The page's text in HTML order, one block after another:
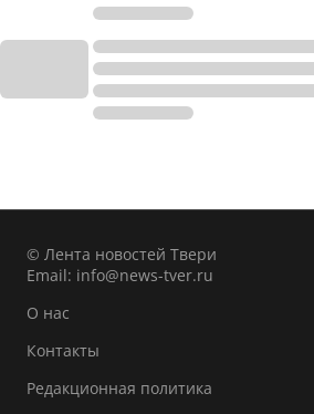
© Лента новостей Твери
Email: info@news-tver.ru
О нас
Контакты
Редакционная политика